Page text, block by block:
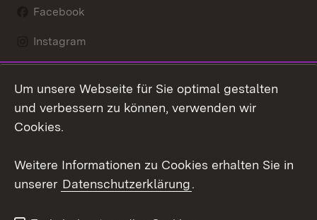
Facebook
Instagram
Mastodon
Youtube
Kontakt
Datenschutz
Um unsere Webseite für Sie optimal gestalten
und verbessern zu können, verwenden wir
Cookies.
Weitere Informationen zu Cookies erhalten Sie in
unserer Datenschutzerklärung.